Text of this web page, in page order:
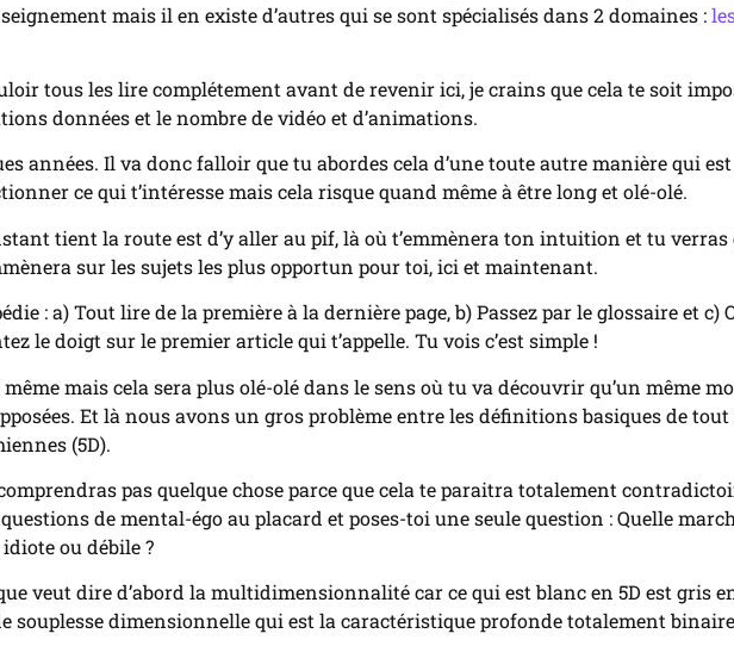
mais il en existe d’autres qui se sont spécialisés dans 2 domaines :
tous les lire complétement avant de revenir ici, je crains que cela te soit
données et le nombre de vidéo et d’animations.
années. Il va donc falloir que tu abordes cela d’une toute autre manière qui
ce qui t’intéresse mais cela risque quand même à être long et olé-olé.
tient la route est d’y aller au pif, là où t’emmènera ton intuition et tu
sur les sujets les plus opportun pour toi, ici et maintenant.
: a) Tout lire de la première à la dernière page, b) Passez par le glossaire et
le doigt sur le premier article qui t’appelle. Tu vois c’est simple !
mais cela sera plus olé-olé dans le sens où tu va découvrir qu’un même
Et là nous avons un gros problème entre les définitions basiques de tout
(5D).
pas quelque chose parce que cela te paraitra totalement
de mental-égo au placard et poses-toi une seule question : Quelle
ou débile ?
veut dire d’abord la multidimensionnalité car ce qui est blanc en 5D est gris
souplesse dimensionnelle qui est la caractéristique profonde totalement